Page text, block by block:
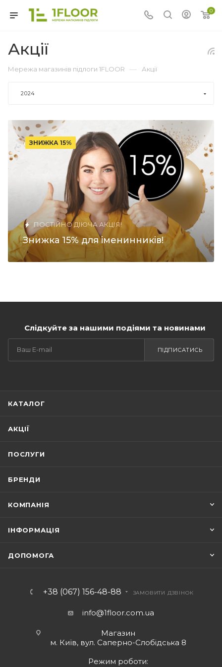
0
Акції
Мережа магазинів підлоги 1FLOOR — Акції
2024
ПОСТІЙНО ДІЮЧА АКЦІЯ!
Знижка 15% для іменинників!
ЗНИЖКА 15%
Слідкуйте за нашими подіями та новинами
ПІДПИСАТИСЬ
КАТАЛОГ
АКЦІЇ
ПОСЛУГИ
БРЕНДИ
КОМПАНІЯ
ІНФОРМАЦІЯ
ДОПОМОГА
+38 (067) 156-48-88 ЗАМОВИТИ ДЗВІНОК
info@1floor.com.ua
Магазин
м. Київ, вул. Саперно-Слобідська 8
Режим роботи: